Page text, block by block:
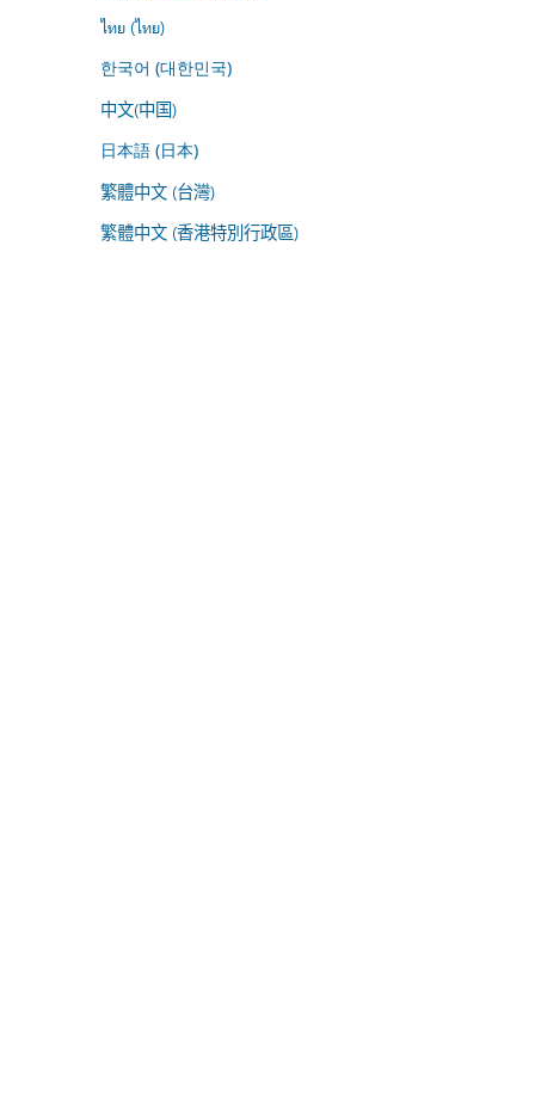
ไทย (ไทย)
한국어 (대한민국)
中文(中国)
日本語 (日本)
繁體中文 (台灣)
繁體中文 (香港特別行政區)